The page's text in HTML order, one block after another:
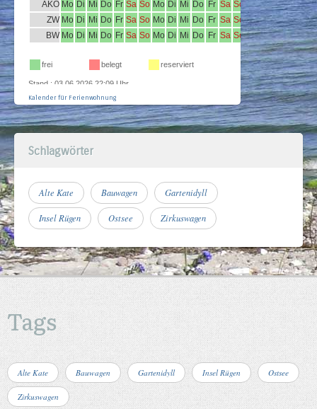
Kalender für Ferienwohnung
Schlagwörter
Alte Kate Bauwagen Gartenidyll
Insel Rügen Ostsee Zirkuswagen
Tags
Alte Kate Bauwagen Gartenidyll Insel Rügen Ostsee
Zirkuswagen